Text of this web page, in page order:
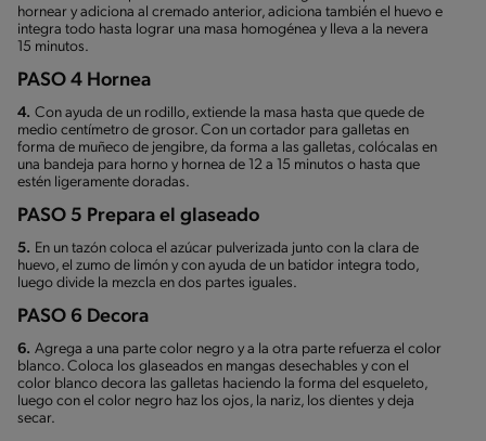
hornear y adiciona al cremado anterior, adiciona también el huevo e
integra todo hasta lograr una masa homogénea y lleva a la nevera
15 minutos.
PASO 4 Hornea
4. Con ayuda de un rodillo, extiende la masa hasta que quede de
medio centímetro de grosor. Con un cortador para galletas en
forma de muñeco de jengibre, da forma a las galletas, colócalas en
una bandeja para horno y hornea de 12 a 15 minutos o hasta que
estén ligeramente doradas.
PASO 5 Prepara el glaseado
5. En un tazón coloca el azúcar pulverizada junto con la clara de
huevo, el zumo de limón y con ayuda de un batidor integra todo,
luego divide la mezcla en dos partes iguales.
PASO 6 Decora
6. Agrega a una parte color negro y a la otra parte refuerza el color
blanco. Coloca los glaseados en mangas desechables y con el
color blanco decora las galletas haciendo la forma del esqueleto,
luego con el color negro haz los ojos, la nariz, los dientes y deja
secar.